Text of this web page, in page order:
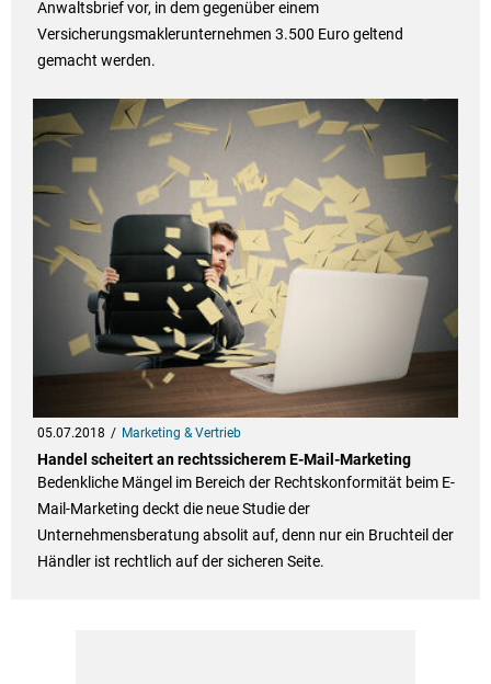
Anwaltsbrief vor, in dem gegenüber einem
Versicherungsmaklerunternehmen 3.500 Euro geltend
gemacht werden.
05.07.2018 Marketing & Vertrieb
Handel scheitert an rechtssicherem E-Mail-Marketing
Bedenkliche Mängel im Bereich der Rechtskonformität beim E-
Mail-Marketing deckt die neue Studie der
Unternehmensberatung absolit auf, denn nur ein Bruchteil der
Händler ist rechtlich auf der sicheren Seite.